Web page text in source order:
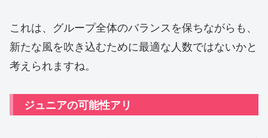
これは、グループ全体のバランスを保ちながらも、
新たな風を吹き込むために最適な人数ではないかと
考えられますね。
ジュニアの可能性アリ